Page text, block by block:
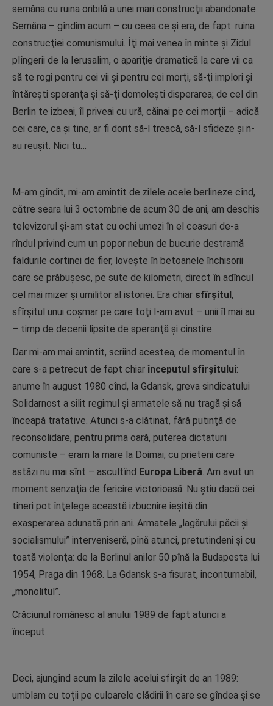
semăna cu ruina oribilă a unei mari construcţii abandonate.
Semăna – gîndim acum – cu ceea ce şi era, de fapt: ruina
construcţiei comunismului. Îţi mai venea în minte şi Zidul
plîngerii de la Ierusalim, o apariţie dramatică la care vii ca
să te rogi pentru cei vii şi pentru cei morţi, să-ţi implori şi
întăreşti speranţa şi să-ţi domoleşti disperarea; de cel din
Berlin te izbeai, îl priveai cu ură, căinai pe cei morţii – adică
cei care, ca şi tine, ar fi dorit să-l treacă, să-l sfideze şi n-
au reuşit. Nici tu…
M-am gîndit, mi-am amintit de zilele acele berlineze cînd,
către seara lui 3 octombrie de acum 30 de ani, am deschis
televizorul şi-am stat cu ochi umezi în el ceasuri de-a
rîndul privind cum un popor nebun de bucurie destramă
faldurile cortinei de fier, loveşte în betoanele închisorii
care se prăbuşesc, pe sute de kilometri, direct în adîncul
cel mai mizer şi umilitor al istoriei. Era chiar sfîrşitul,
sfîrşitul unui coşmar pe care toţi l-am avut – unii îl mai au
– timp de decenii lipsite de speranţă şi cinstire.
Dar mi-am mai amintit, scriind acestea, de momentul în
care s-a petrecut de fapt chiarînceputul sfîrşitului:
anume în august 1980 cînd, la Gdansk, greva sindicatului
Solidarnost a silit regimul şi armatele să nu tragă şi să
înceapă tratative. Atunci s-a clătinat, fără putinţă de
reconsolidare, pentru prima oară, puterea dictaturii
comuniste – eram la mare la Doimai, cu prieteni care
astăzi nu mai sînt – ascultînd Europa Liberă. Am avut un
moment senzaţia de fericire victorioasă. Nu ştiu dacă cei
tineri pot înţelege această izbucnire ieşită din
exasperarea adunată prin ani. Armatele „lagărului păcii şi
socialismului” interveniseră, pînă atunci, pretutindeni şi cu
toată violenţa: de la Berlinul anilor 50 pînă la Budapesta lui
1954, Praga din 1968. La Gdansk s-a fisurat, inconturnabil,
„monolitul”.
Crăciunul românesc al anului 1989 de fapt atunci a
început..
Deci, ajungînd acum la zilele acelui sfîrşit de an 1989:
umblam cu toţii pe culoarele clădirii în care se gîndea şi se